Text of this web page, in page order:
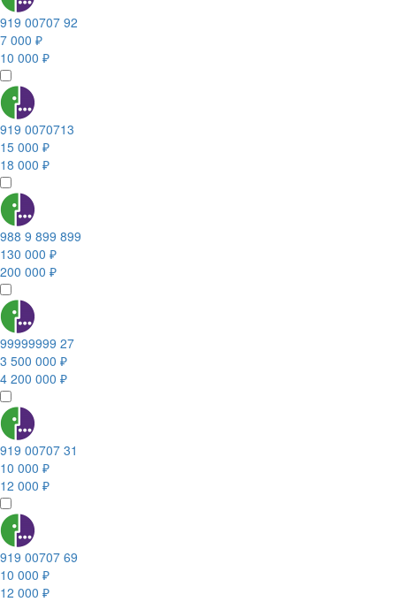
919 00707 92
7 000 ₽
10 000 ₽
919 0070713
15 000 ₽
18 000 ₽
988 9 899 899
130 000 ₽
200 000 ₽
99999999 27
3 500 000 ₽
4 200 000 ₽
919 00707 31
10 000 ₽
12 000 ₽
919 00707 69
10 000 ₽
12 000 ₽